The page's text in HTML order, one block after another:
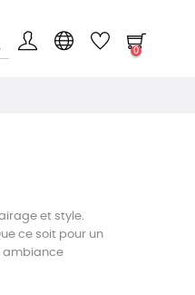
0
et style.
ce soit pour un
ambiance